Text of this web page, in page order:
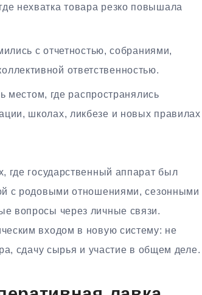
нехватка товара резко повышала
с отчетностью, собраниями,
ответственностью.
местом, где распространялись
школах, ликбезе и новых правилах
где государственный аппарат был
с родовыми отношениями, сезонными
вопросы через личные связи.
входом в новую систему: не
сдачу сырья и участие в общем деле.